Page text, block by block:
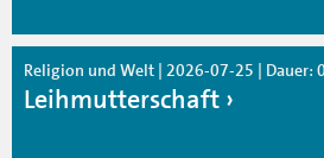
Religion und Welt | 2026-07-25 | Dauer:
Leihmutterschaft